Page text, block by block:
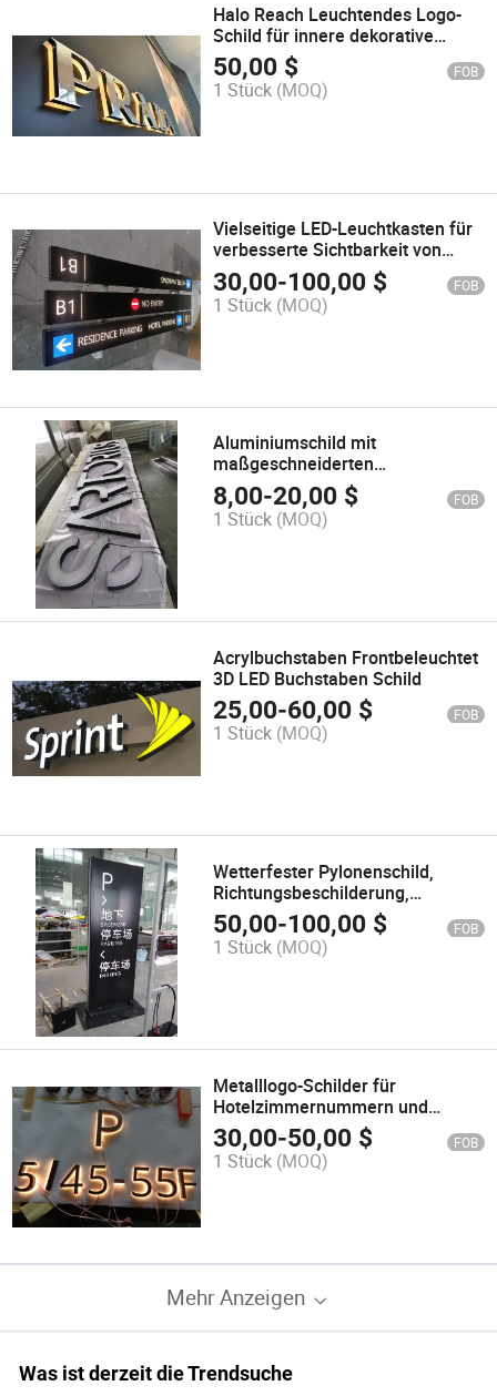
Halo Reach Leuchtendes Logo-
Schild für innere dekorative
Beleuchtung
50,00 $ FOB
1 Stück (MOQ)
Vielseitige LED-Leuchtkasten für
verbesserte Sichtbarkeit von
Parkplatzbeschilderung
30,00-100,00 $ FOB
1 Stück (MOQ)
Aluminiumschild mit
maßgeschneiderten
Designoptionen
8,00-20,00 $ FOB
1 Stück (MOQ)
Acrylbuchstaben Frontbeleuchtet
3D LED Buchstaben Schild
25,00-60,00 $ FOB
1 Stück (MOQ)
Wetterfester Pylonenschild,
Richtungsbeschilderung,
freistehend für Hotels
50,00-100,00 $ FOB
1 Stück (MOQ)
Metalllogo-Schilder für
Hotelzimmernummern und
individuelle Außenschilder
30,00-50,00 $ FOB
1 Stück (MOQ)
Mehr Anzeigen
Was ist derzeit die Trendsuche